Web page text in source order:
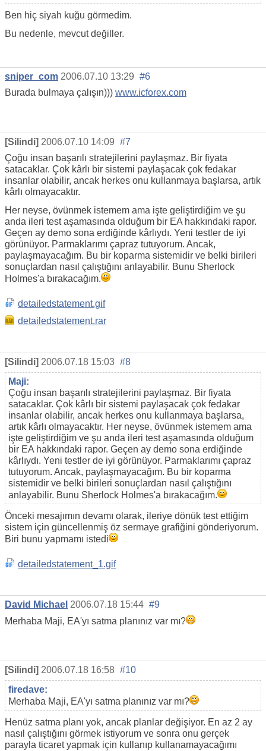
Ben hiç siyah kuğu görmedim.
Bu nedenle, mevcut değiller.
sniper_com 2006.07.10 13:29 #6
Burada bulmaya çalışın))) www.icforex.com
[Silindi] 2006.07.10 14:09 #7
Çoğu insan başarılı stratejilerini paylaşmaz. Bir fiyata
satacaklar. Çok kârlı bir sistemi paylaşacak çok fedakar
insanlar olabilir, ancak herkes onu kullanmaya başlarsa, artık
kârlı olmayacaktır.
Her neyse, övünmek istemem ama işte geliştirdiğim ve şu
anda ileri test aşamasında olduğum bir EA hakkındaki rapor.
Geçen ay demo sona erdiğinde kârlıydı. Yeni testler de iyi
görünüyor. Parmaklarımı çapraz tutuyorum. Ancak,
paylaşmayacağım. Bu bir koparma sistemidir ve belki birileri
sonuçlardan nasıl çalıştığını anlayabilir. Bunu Sherlock
Holmes'a bırakacağım.
detailedstatement.gif
detailedstatement.rar
[Silindi] 2006.07.18 15:03 #8
Maji:
Çoğu insan başarılı stratejilerini paylaşmaz. Bir fiyata
satacaklar. Çok kârlı bir sistemi paylaşacak çok fedakar
insanlar olabilir, ancak herkes onu kullanmaya başlarsa,
artık kârlı olmayacaktır. Her neyse, övünmek istemem ama
işte geliştirdiğim ve şu anda ileri test aşamasında olduğum
bir EA hakkındaki rapor. Geçen ay demo sona erdiğinde
kârlıydı. Yeni testler de iyi görünüyor. Parmaklarımı çapraz
tutuyorum. Ancak, paylaşmayacağım. Bu bir koparma
sistemidir ve belki birileri sonuçlardan nasıl çalıştığını
anlayabilir. Bunu Sherlock Holmes'a bırakacağım.
Önceki mesajımın devamı olarak, ileriye dönük test ettiğim
sistem için güncellenmiş öz sermaye grafiğini gönderiyorum.
Biri bunu yapmamı istedi
detailedstatement_1.gif
David Michael 2006.07.18 15:44 #9
Merhaba Maji, EA'yı satma planınız var mı?
[Silindi] 2006.07.18 16:58 #10
firedave:
Merhaba Maji, EA'yı satma planınız var mı?
Henüz satma planı yok, ancak planlar değişiyor. En az 2 ay
nasıl çalıştığını görmek istiyorum ve sonra onu gerçek
parayla ticaret yapmak için kullanıp kullanamayacağımı